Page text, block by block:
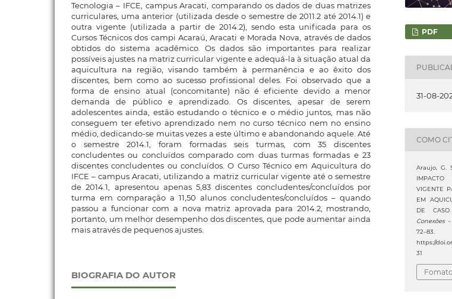
Tecnologia – IFCE, campus Aracati, comparando os dados de duas matrizes
curriculares, uma anterior (utilizada desde o semestre de 2011.2 até 2014.1) e
outra vigente (utilizada a partir de 2014.2), sendo esta unificada para os
Cursos Técnicos dos campi Acaraú, Aracati e Morada Nova, através de dados
obtidos do sistema acadêmico. Os dados são importantes para realizar
possíveis ajustes na matriz curricular vigente e adequá-la à situação atual da
aquicultura na região, visando também à permanência e ao êxito dos
discentes, bem como ao sucesso profissional deles. Foi observado que a
forma de ensino atual (concomitante) não é eficiente devido a menor
demanda de público e aprendizado. Os discentes, apesar de serem
adolescentes ainda, estão estudando o técnico e o médio juntos, mas não
conseguem ter efetivo aprendizado nem no curso técnico nem no ensino
médio, dedicando-se muitas vezes a este último e abandonando aquele. Até
o semestre 2014.1, foram formadas seis turmas, com 35 discentes
concludentes ou concluídos comparado com duas turmas formadas e 23
discentes concludentes ou concluídos. O Curso Técnico em Aquicultura do
IFCE – campus Aracati, utilizando a matriz curricular vigente até o semestre
de 2014.1, apresentou apenas 5,83 discentes concludentes/concluídos por
turma em comparação a 11,50 alunos concludentes/concluídos – quando
passou a funcionar com a nova matriz aprovada para 2014.2, mostrando,
portanto, um melhor desempenho dos discentes, que pode aumentar ainda
mais através de pequenos ajustes.
BIOGRAFIA DO AUTOR
PDF
31-08-
COMO
Araujo, G.
IMPACTO
VIGENTE
EM
DE
Conexões
72–83.
https://
31